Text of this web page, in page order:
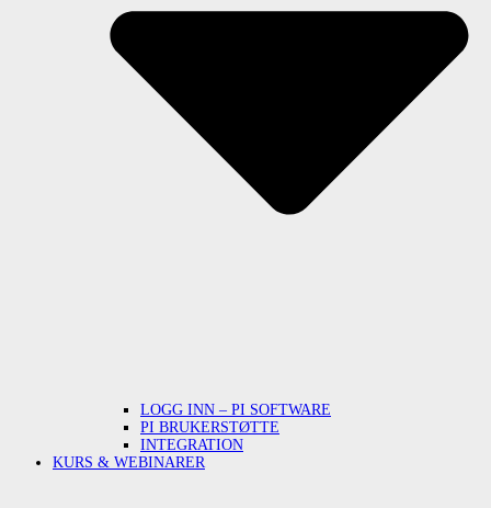
LOGG INN – PI SOFTWARE
PI BRUKERSTØTTE
INTEGRATION
KURS & WEBINARER